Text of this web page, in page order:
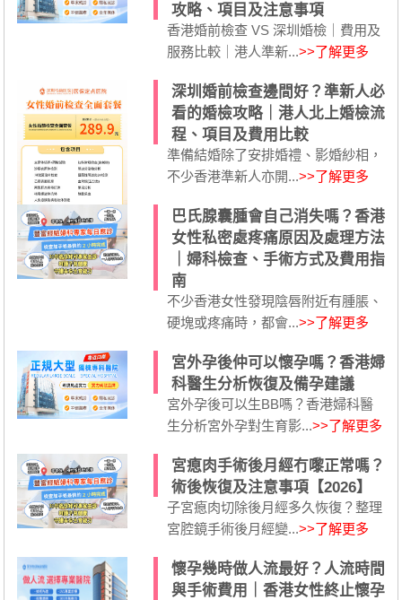
攻略、項目及注意事項
香港婚前檢查 VS 深圳婚檢｜費用及
服務比較｜港人準新...>>了解更多
深圳婚前檢查邊間好？準新人必
看的婚檢攻略｜港人北上婚檢流
程、項目及費用比較
準備結婚除了安排婚禮、影婚紗相，
不少香港準新人亦開...>>了解更多
巴氏腺囊腫會自己消失嗎？香港
女性私密處疼痛原因及處理方法
｜婦科檢查、手術方式及費用指
南
不少香港女性發現陰唇附近有腫脹、
硬塊或疼痛時，都會...>>了解更多
宮外孕後仲可以懷孕嗎？香港婦
科醫生分析恢復及備孕建議
宮外孕後可以生BB嗎？香港婦科醫
生分析宮外孕對生育影...>>了解更多
宮瘜肉手術後月經冇嚟正常嗎？
術後恢復及注意事項【2026】
子宮瘜肉切除後月經多久恢復？整理
宮腔鏡手術後月經變...>>了解更多
懷孕幾時做人流最好？人流時間
與手術費用｜香港女性終止懷孕